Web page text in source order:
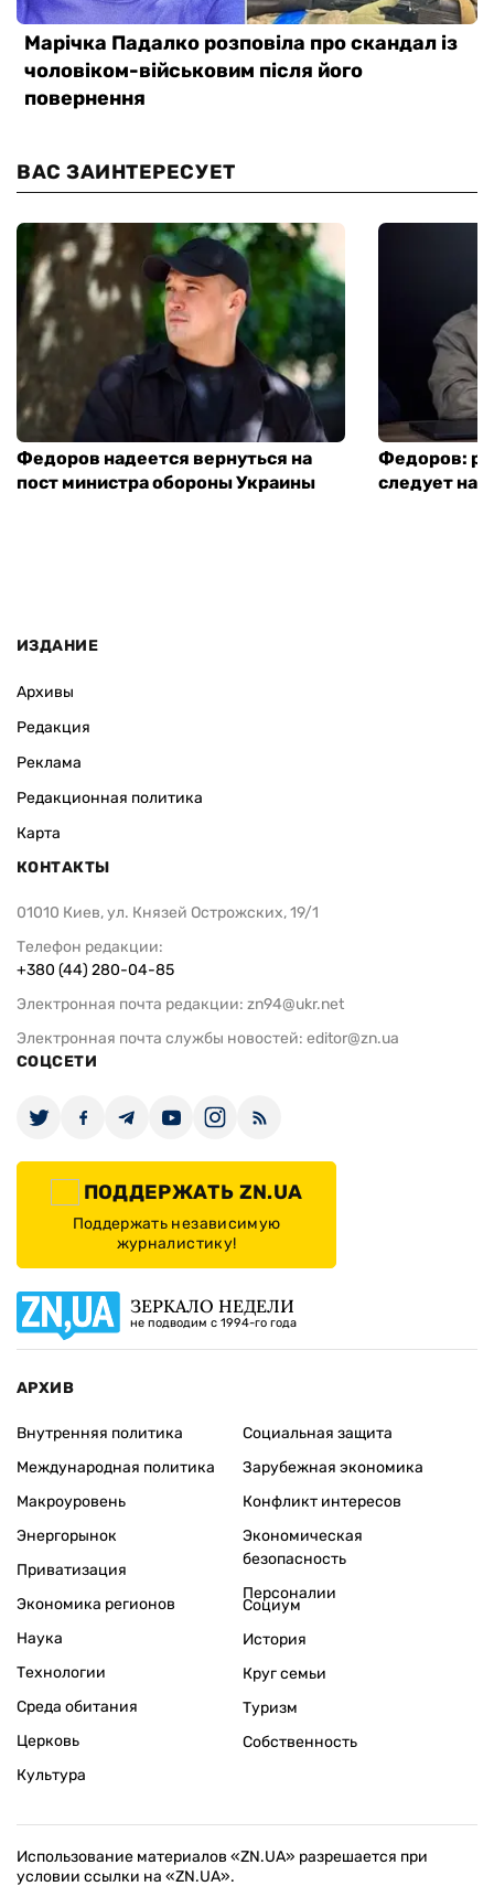
ВАС ЗАИНТЕРЕСУЕТ
Федоров надеется вернуться на
пост министра обороны Украины
Федоров:
следует
ИЗДАНИЕ
Архивы
Редакция
Реклама
Редакционная политика
Карта
КОНТАКТЫ
01010 Киев, ул. Князей Острожских, 19/1
Телефон редакции:
+380 (44) 280-04-85
Электронная почта редакции: zn94@ukr.net
Электронная почта службы новостей: editor@zn.ua
СОЦСЕТИ
ПОДДЕРЖАТЬ ZN.UA
Поддержать независимую
журналистику!
ЗЕРКАЛО НЕДЕЛИ
не подводим с 1994-го года
АРХИВ
Внутренняя политика
Международная политика
Макроуровень
Энергорынок
Приватизация
Экономика регионов
Социальная защита
Зарубежная экономика
Конфликт интересов
Экономическая
безопасность
Персоналии
Наука
Технологии
Среда обитания
Церковь
Культура
Социум
История
Круг семьи
Туризм
Собственность
Использование материалов «ZN.UA» разрешается при
условии ссылки на «ZN.UA».